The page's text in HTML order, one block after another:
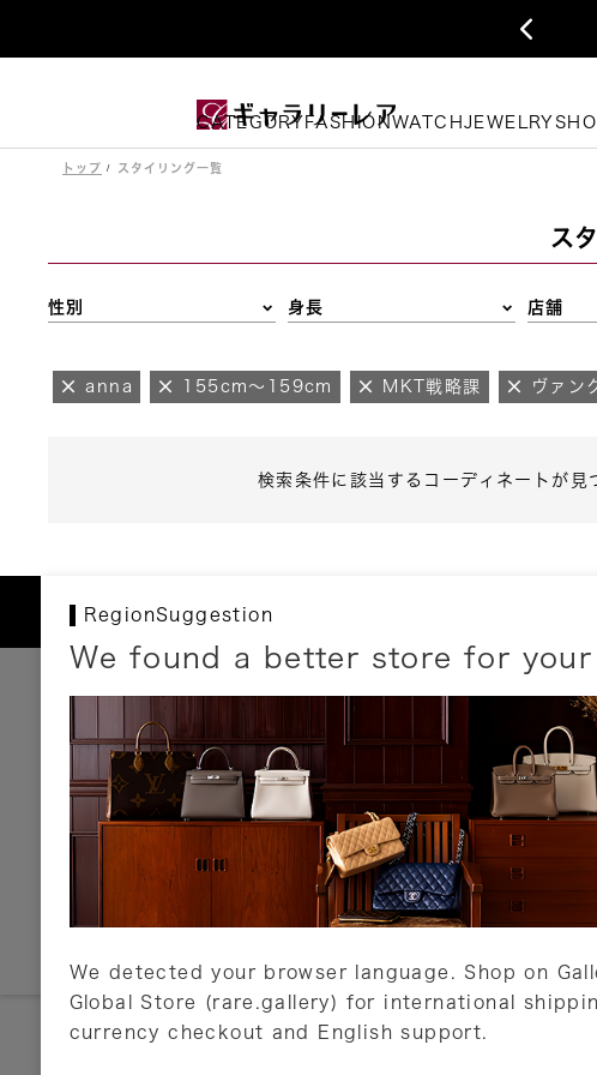

CATEGORY FASHIONWATCHJEWELRY
トップ スタイリング一覧
ス
性別 身長 店舗
anna 155cm～159cm MKT戦略課 ヴァン
検索条件に該当するコーディネートが見
RegionSuggestion
We found a better store for your
We detected your browser language. Shop on
Global Store (rare.gallery) for international
currency checkout and English support.
お支払いについて
以下のお支払方法が利用可能です。
クレジットカード
ショッピングローン
銀行振込・郵便振替
代金引換
Amazon Pay
PayPay
店頭支払い
詳しくはこちら